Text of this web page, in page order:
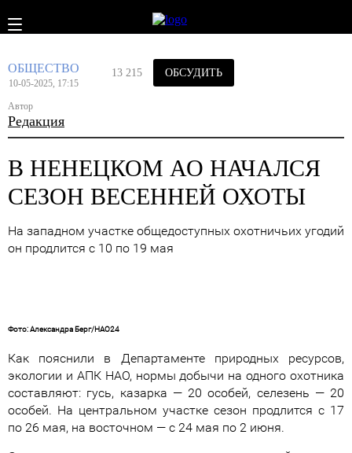
ОБЩЕСТВО
10-05-2025, 17:15
Автор
Редакция
13 215 ОБСУДИТЬ
В НЕНЕЦКОМ АО НАЧАЛСЯ
СЕЗОН ВЕСЕННЕЙ ОХОТЫ
На западном участке общедоступных охотничьих угодий
он продлится с 10 по 19 мая
Фото: Александра Берг/НАО24
Как пояснили в Департаменте природных ресурсов,
экологии и АПК НАО, нормы добычи на одного охотника
составляют: гусь, казарка — 20 особей, селезень — 20
особей. На центральном участке сезон продлится с 17
по 26 мая, на восточном — с 24 мая по 2 июня.